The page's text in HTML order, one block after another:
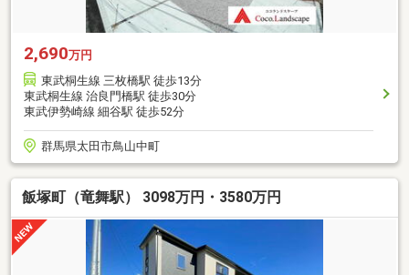
2,690万円
東武桐生線 三枚橋駅 徒歩13分
東武桐生線 治良門橋駅 徒歩30分
東武伊勢崎線 細谷駅 徒歩52分
群馬県太田市鳥山中町
飯塚町（竜舞駅） 3098万円・3580万円